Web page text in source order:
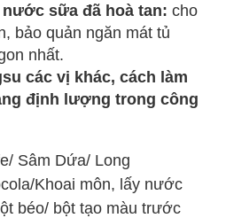
sữa đã hoà tan: cho
bảo quản ngăn mát tủ
nhất.
các vị khác, cách làm
định lượng trong công
Sâm Dứa/ Long
Khoai môn, lấy nước
béo/ bột tạo màu trước